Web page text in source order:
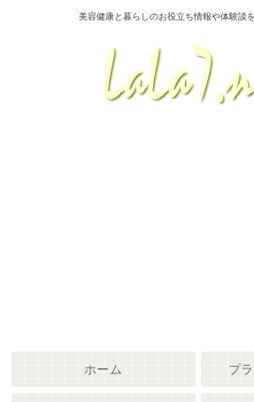
美容健康と暮らしのお役立ち情報や体験談
ホーム プ